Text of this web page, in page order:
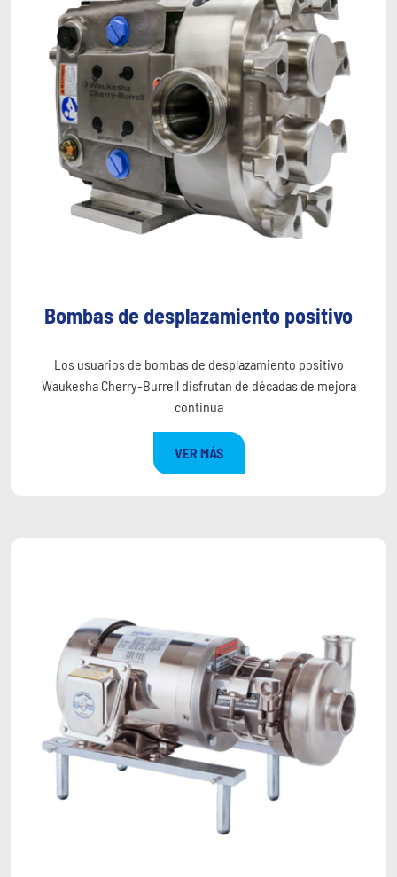
Bombas de desplazamiento positivo
Los usuarios de bombas de desplazamiento positivo
Waukesha Cherry-Burrell disfrutan de décadas de mejora
continua
VER MÁS